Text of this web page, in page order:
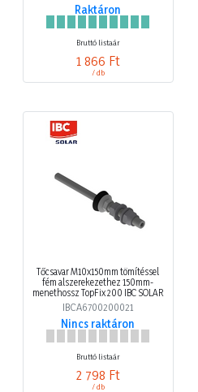
Raktáron
Bruttó listaár
1 866 Ft
/ db
Tőcsavar M10x150mm tömítéssel
fém alszerekezethez 150mm-
menethossz TopFix 200 IBC SOLAR
IBCA6700200021
Nincs raktáron
Bruttó listaár
2 798 Ft
/ db